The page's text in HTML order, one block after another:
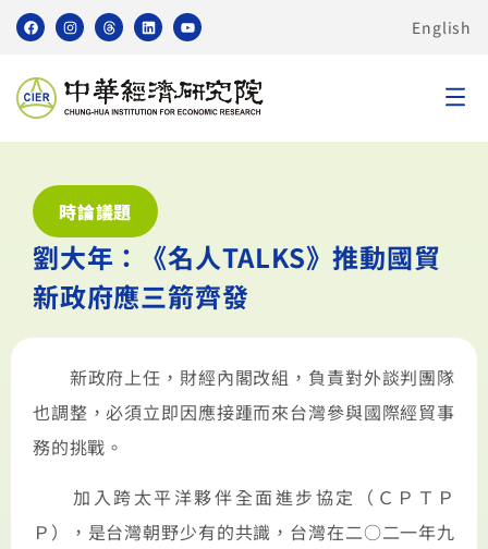
English
時論議題
劉大年：《名人TALKS》推動國貿
新政府應三箭齊發
新政府上任，財經內閣改組，負責對外談判團隊
也調整，必須立即因應接踵而來台灣參與國際經貿事
務的挑戰。
加入跨太平洋夥伴全面進步協定（ＣＰＴＰ
Ｐ），是台灣朝野少有的共識，台灣在二○二一年九